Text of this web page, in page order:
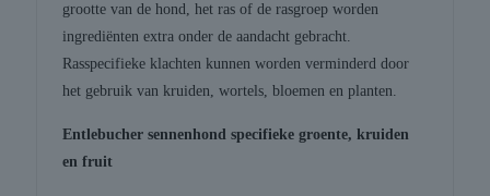
grootte van de hond, het ras of de rasgroep worden
ingrediënten extra onder de aandacht gebracht.
Rasspecifieke klachten kunnen worden verminderd door
het gebruik van kruiden, wortels, bloemen en planten.
Entlebucher sennenhond specifieke groente, kruiden
en fruit